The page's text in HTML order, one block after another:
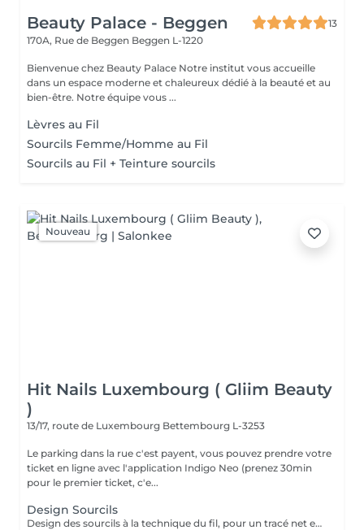
Beauty Palace - Beggen
13
170A, Rue de Beggen Beggen L-1220
Bienvenue chez Beauty Palace Notre institut vous accueille
dans un espace moderne et chaleureux dédié à la beauté et au
bien-être. Notre équipe vous ...
Lèvres au Fil
Sourcils Femme/Homme au Fil
Sourcils au Fil + Teinture sourcils
Nouveau
Hit Nails Luxembourg ( Gliim Beauty
)
13/17, route de Luxembourg Bettembourg L-3253
Le parking dans la rue c'est payent, vous pouvez prendre votre
ticket en ligne avec l'application Indigo Neo (prenez 30min
pour le premier ticket, c'e...
Design Sourcils
Design des sourcils à la technique du fil, pour un tracé net et harmonieux. Le service comprend la définition de la forme adaptée à votre visage, pour un résultat naturel et parfaitement structuré.